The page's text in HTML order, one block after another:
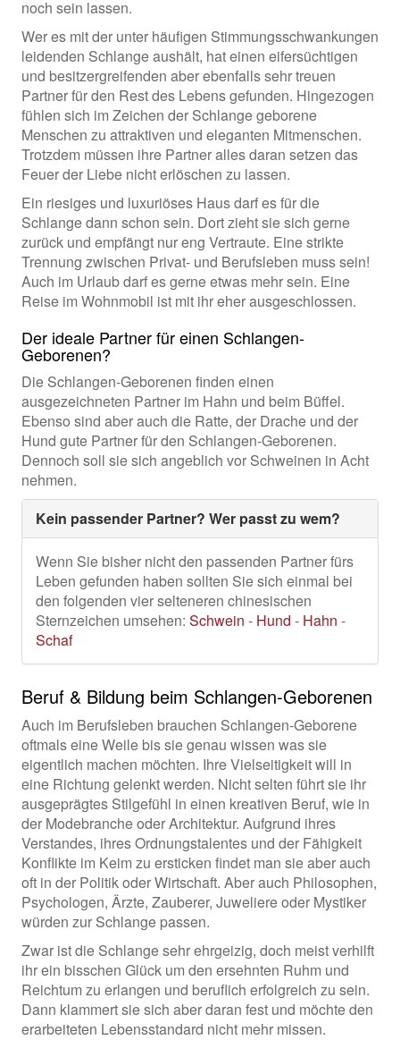
noch sein lassen.
Wer es mit der unter häufigen Stimmungsschwankungen
leidenden Schlange aushält, hat einen eifersüchtigen
und besitzergreifenden aber ebenfalls sehr treuen
Partner für den Rest des Lebens gefunden. Hingezogen
fühlen sich im Zeichen der Schlange geborene
Menschen zu attraktiven und eleganten Mitmenschen.
Trotzdem müssen ihre Partner alles daran setzen das
Feuer der Liebe nicht erlöschen zu lassen.
Ein riesiges und luxuriöses Haus darf es für die
Schlange dann schon sein. Dort zieht sie sich gerne
zurück und empfängt nur eng Vertraute. Eine strikte
Trennung zwischen Privat- und Berufsleben muss sein!
Auch im Urlaub darf es gerne etwas mehr sein. Eine
Reise im Wohnmobil ist mit ihr eher ausgeschlossen.
Der ideale Partner für einen Schlangen-
Geborenen?
Die Schlangen-Geborenen finden einen
ausgezeichneten Partner im Hahn und beim Büffel.
Ebenso sind aber auch die Ratte, der Drache und der
Hund gute Partner für den Schlangen-Geborenen.
Dennoch soll sie sich angeblich vor Schweinen in Acht
nehmen.
Kein passender Partner? Wer passt zu wem?
Wenn Sie bisher nicht den passenden Partner fürs
Leben gefunden haben sollten Sie sich einmal bei
den folgenden vier selteneren chinesischen
Sternzeichen umsehen: Schwein - Hund - Hahn -
Schaf
Beruf & Bildung beim Schlangen-Geborenen
Auch im Berufsleben brauchen Schlangen-Geborene
oftmals eine Weile bis sie genau wissen was sie
eigentlich machen möchten. Ihre Vielseitigkeit will in
eine Richtung gelenkt werden. Nicht selten führt sie ihr
ausgeprägtes Stilgefühl in einen kreativen Beruf, wie in
der Modebranche oder Architektur. Aufgrund ihres
Verstandes, ihres Ordnungstalentes und der Fähigkeit
Konflikte im Keim zu ersticken findet man sie aber auch
oft in der Politik oder Wirtschaft. Aber auch Philosophen,
Psychologen, Ärzte, Zauberer, Juweliere oder Mystiker
würden zur Schlange passen.
Zwar ist die Schlange sehr ehrgeizig, doch meist verhilft
ihr ein bisschen Glück um den ersehnten Ruhm und
Reichtum zu erlangen und beruflich erfolgreich zu sein.
Dann klammert sie sich aber daran fest und möchte den
erarbeiteten Lebensstandard nicht mehr missen.